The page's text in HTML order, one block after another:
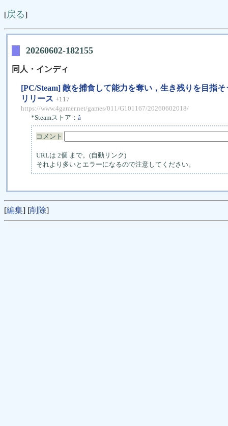
[戻る]
20260602-182155
同人・インディ
[PC/Steam] 敵を捕食して能力を奪い，生き残りを目指
リリース +117
https://www.4gamer.net/games/011/G101167/20260602018/
*Steamストア： â
コメント
URLは 2個 まで。(自動リンク)
それより多いとエラーになるので注意してください。
[編集] [削除]